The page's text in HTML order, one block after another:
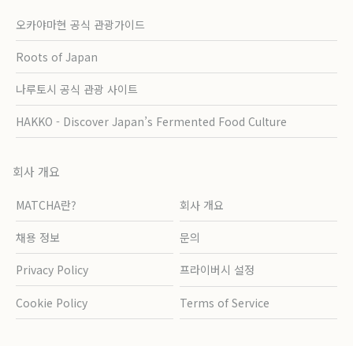
오카야마현 공식 관광가이드
Roots of Japan
나루토시 공식 관광 사이트
HAKKO - Discover Japan’s Fermented Food Culture
회사 개요
MATCHA란? 회사 개요
채용 정보 문의
Privacy Policy 프라이버시 설정
Cookie Policy Terms of Service